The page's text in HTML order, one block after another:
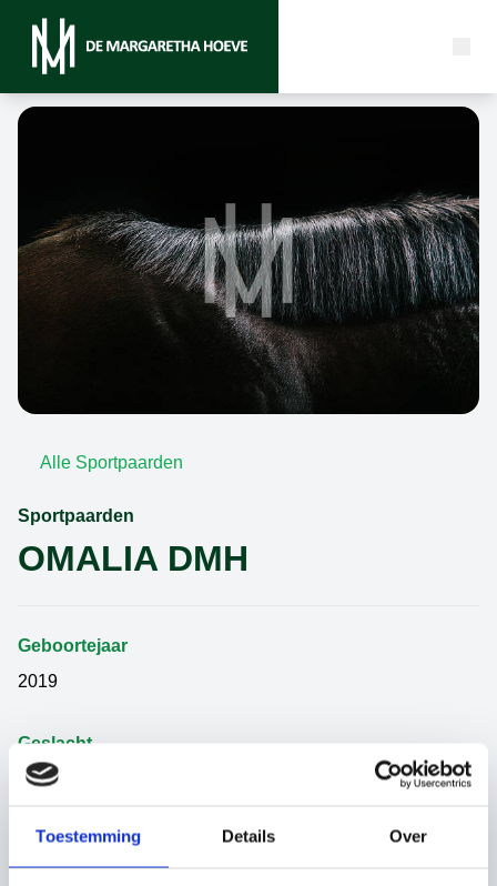
Toestemming Details Over
Alle Sportpaarden
Sportpaarden
OMALIA DMH
Geboortejaar
2019
Geslacht
Merrie
Categorie